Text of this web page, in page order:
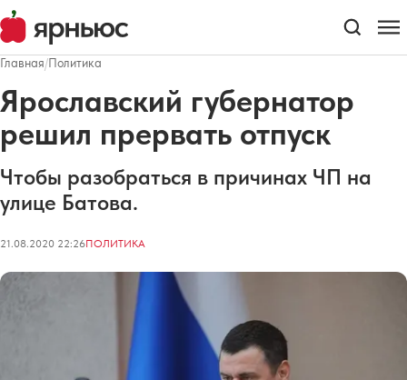
Главная/Политика
Ярославский губернатор
решил прервать отпуск
Чтобы разобраться в причинах ЧП на
улице Батова.
21.08.2020 22:26ПОЛИТИКА